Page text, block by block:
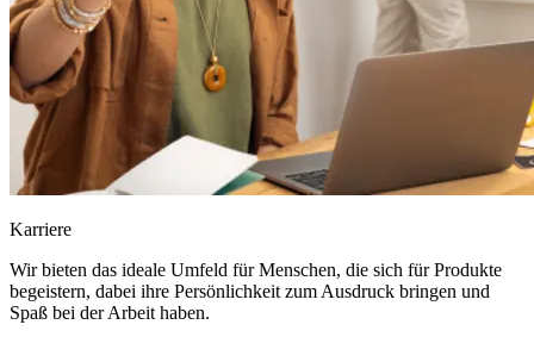
Karriere
Wir bieten das ideale Umfeld für Menschen, die sich für Produkte
begeistern, dabei ihre Persönlichkeit zum Ausdruck bringen und
Spaß bei der Arbeit haben.